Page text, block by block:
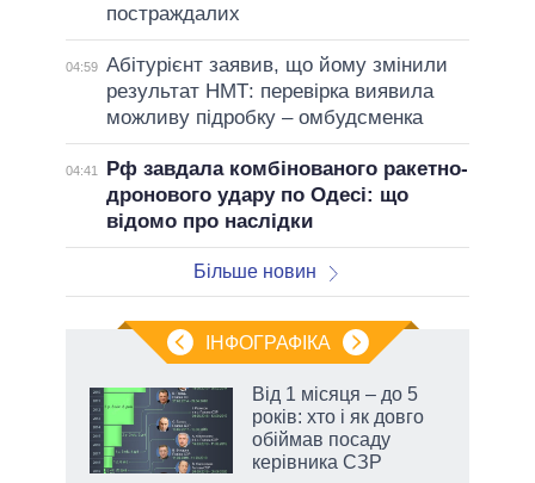
постраждалих
04:59 Абітурієнт заявив, що йому змінили
результат НМТ: перевірка виявила
можливу підробку – омбудсменка
04:41
Рф завдала комбінованого ракетно-
дронового удару по Одесі: що
відомо про наслідки
Більше новин
ІНФОГРАФІКА
Від 1 місяця – до 5
років: хто і як довго
обіймав посаду
керівника СЗР